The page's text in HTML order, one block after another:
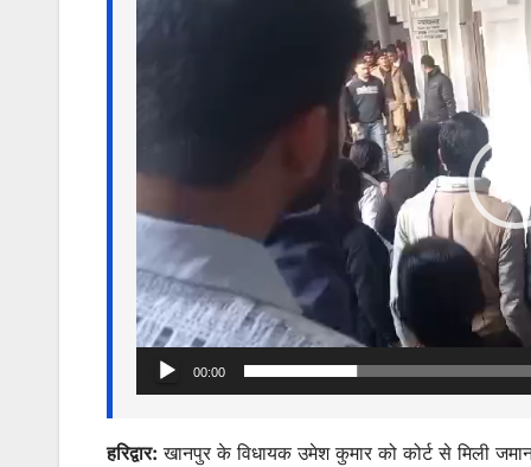
A
e
n
g
er
00:00
हरिद्वार: खानपुर के विधायक उमेश कुमार को कोर्ट से मिली